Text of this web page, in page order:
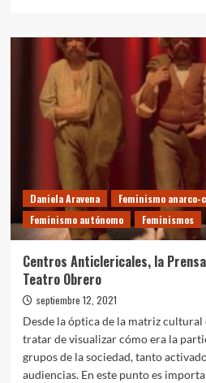
¿QUÉ
ABORTAMOS
CUANDO
ABORTAMOS?
RELATO
DE
MUJERES
Y
LESBIANAS
REBELDES
(Libro
completo)
Daniela Aravena
Feminismo
Feminismo autónomo
Feminismos
Centros Anticlericales, la
Teatro Obrero
septiembre 12, 2021
Desde la óptica de la matriz
tratar de visualizar cómo era la
grupos de la sociedad, tanto
audiencias. En este punto es